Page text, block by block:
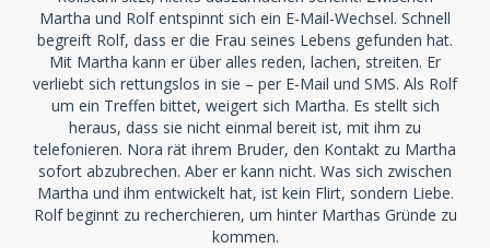
Martha und Rolf entspinnt sich ein E-Mail-Wechsel. Schnell
begreift Rolf, dass er die Frau seines Lebens gefunden hat.
Mit Martha kann er über alles reden, lachen, streiten. Er
verliebt sich rettungslos in sie – per E-Mail und SMS. Als Rolf
um ein Treffen bittet, weigert sich Martha. Es stellt sich
heraus, dass sie nicht einmal bereit ist, mit ihm zu
telefonieren. Nora rät ihrem Bruder, den Kontakt zu Martha
sofort abzubrechen. Aber er kann nicht. Was sich zwischen
Martha und ihm entwickelt hat, ist kein Flirt, sondern Liebe.
Rolf beginnt zu recherchieren, um hinter Marthas Gründe zu
kommen.